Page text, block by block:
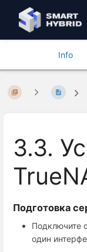
Info
3.3.
Подготовка
Подключите
один